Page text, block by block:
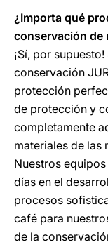
¿Importa qué
conservación de
¡Sí, por
conservación
protección
de protección y
completamente
materiales de las
Nuestros
días en el
procesos
café para
de la